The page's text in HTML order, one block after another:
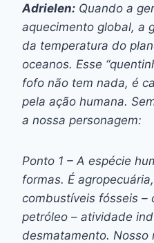
Adrielen: Quando a
aquecimento global, a
da temperatura do
oceanos. Esse
fofo não tem nada, é
pela ação humana.
a nossa personagem:
Ponto 1 – A espécie
formas. É
combustíveis fósseis –
petróleo – atividade
desmatamento. Nosso